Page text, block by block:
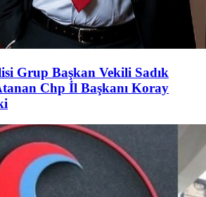
Grup Başkan Vekili Sadık
Chp İl Başkanı Koray